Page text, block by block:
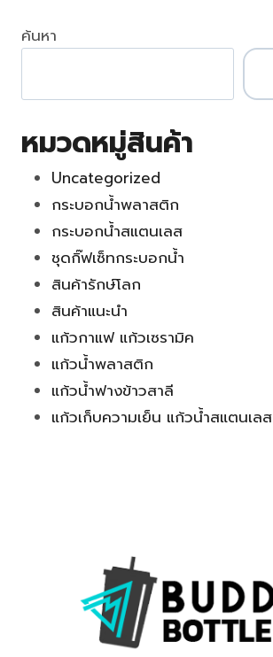
ค้นหา
หมวดหมู่สินค้า
Uncategorized
กระบอกน้ำพลาสติก
กระบอกน้ำสแตนเลส
ชุดกิ๊ฟเซ็ทกระบอกน้ำ
สินค้ารักษ์โลก
สินค้าแนะนำ
แก้วกาแฟ แก้วเซรามิค
แก้วน้ำพลาสติก
แก้วน้ำฟางข้าวสาลี
แก้วเก็บความเย็น แก้วน้ำสแตนเลส